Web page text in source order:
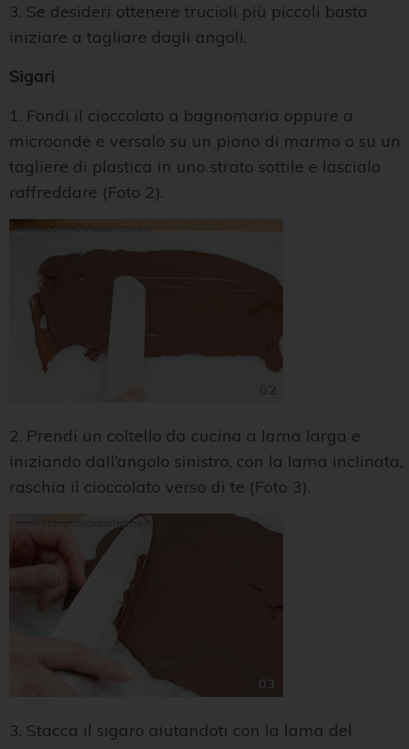
3. Se desideri ottenere trucioli più piccoli basta
iniziare a tagliare dagli angoli.
Sigari
1. Fondi il cioccolato a bagnomaria oppure a
microonde e versalo su un piano di marmo o su un
tagliere di plastica in uno strato sottile e lascialo
raffreddare (Foto 2).
2. Prendi un coltello da cucina a lama larga e
iniziando dall’angolo sinistro, con la lama inclinata,
raschia il cioccolato verso di te (Foto 3).
3. Stacca il sigaro aiutandoti con la lama del